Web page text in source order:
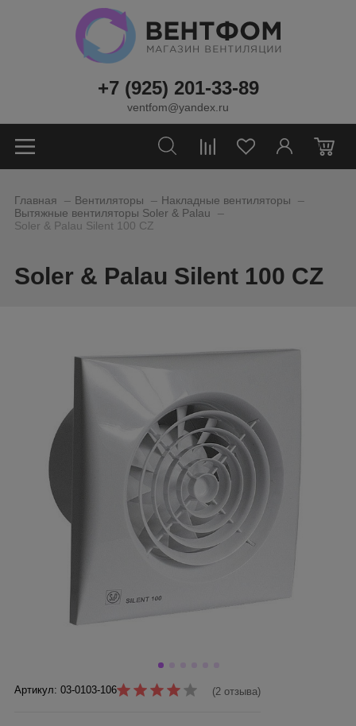
+7 (925) 201-33-89
ventfom@yandex.ru
0
Главная Вентиляторы Накладные вентиляторы
Вытяжные вентиляторы Soler & Palau _
Soler & Palau Silent 100 CZ
Soler & Palau Silent 100 CZ
(2 отзыва)
Артикул: 03-0103-106